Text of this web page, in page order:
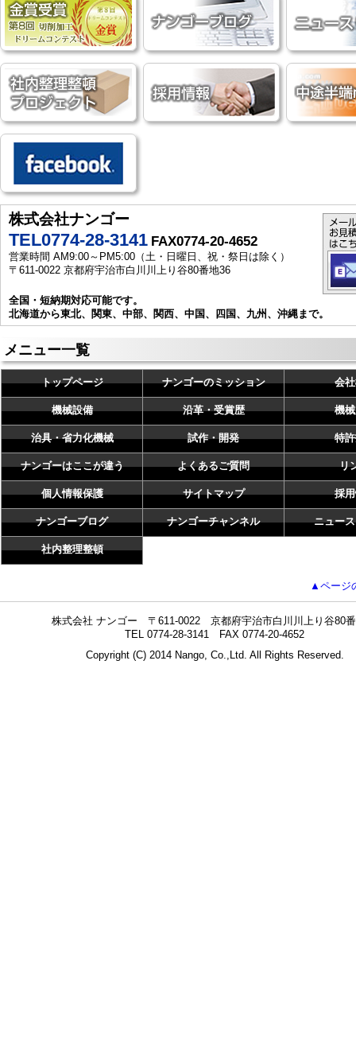
株式会社ナンゴー
TEL0774-28-3141 FAX0774-20-4652
営業時間 AM9:00～PM5:00（土・日曜日、祝・祭日は除く）
〒611-0022 京都府宇治市白川川上り谷80番地36
全国・短納期対応可能です。
北海道から東北、関東、中部、関西、中国、四国、九州、沖縄まで。
メニュー一覧
トップページ ナンゴーのミッション 会
機械設備 沿革・受賞歴 機
治具・省力化機械 試作・開発 特
ナンゴーはここが違う よくあるご質問 リ
個人情報保護 サイトマップ 採
ナンゴーブログ ナンゴーチャンネル ニュー
社内整理整頓
▲ページ
株式会社 ナンゴー 〒611-0022 京都府宇治市白川川上り谷80
TEL 0774-28-3141 FAX 0774-20-4652
Copyright (C) 2014 Nango, Co.,Ltd. All Rights Reserved.